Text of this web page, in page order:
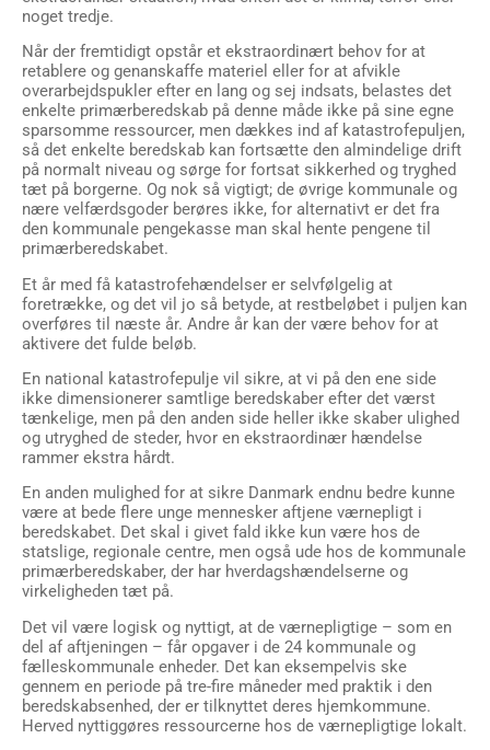
noget tredje.
Når der fremtidigt opstår et ekstraordinært behov for at
retablere og genanskaffe materiel eller for at afvikle
overarbejdspukler efter en lang og sej indsats, belastes det
enkelte primærberedskab på denne måde ikke på sine egne
sparsomme ressourcer, men dækkes ind af katastrofepuljen,
så det enkelte beredskab kan fortsætte den almindelige drift
på normalt niveau og sørge for fortsat sikkerhed og tryghed
tæt på borgerne. Og nok så vigtigt; de øvrige kommunale og
nære velfærdsgoder berøres ikke, for alternativt er det fra
den kommunale pengekasse man skal hente pengene til
primærberedskabet.
Et år med få katastrofehændelser er selvfølgelig at
foretrække, og det vil jo så betyde, at restbeløbet i puljen kan
overføres til næste år. Andre år kan der være behov for at
aktivere det fulde beløb.
En national katastrofepulje vil sikre, at vi på den ene side
ikke dimensionerer samtlige beredskaber efter det værst
tænkelige, men på den anden side heller ikke skaber ulighed
og utryghed de steder, hvor en ekstraordinær hændelse
rammer ekstra hårdt.
En anden mulighed for at sikre Danmark endnu bedre kunne
være at bede flere unge mennesker aftjene værnepligt i
beredskabet. Det skal i givet fald ikke kun være hos de
statslige, regionale centre, men også ude hos de kommunale
primærberedskaber, der har hverdagshændelserne og
virkeligheden tæt på.
Det vil være logisk og nyttigt, at de værnepligtige – som en
del af aftjeningen – får opgaver i de 24 kommunale og
fælleskommunale enheder. Det kan eksempelvis ske
gennem en periode på tre-fire måneder med praktik i den
beredskabsenhed, der er tilknyttet deres hjemkommune.
Herved nyttiggøres ressourcerne hos de værnepligtige lokalt.